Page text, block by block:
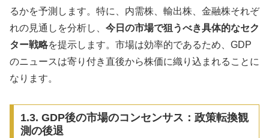
るかを予測します。特に、内需株、輸出株、金融株それぞ
れの見通しを分析し、 今日の市場で狙うべき具体的なセク
ター戦略を提示します。市場は効率的であるため、GDP
のニュースは寄り付き直後から株価に織り込まれることに
なります。
1.3. GDP後の市場のコンセンサス：政策転換観
測の後退